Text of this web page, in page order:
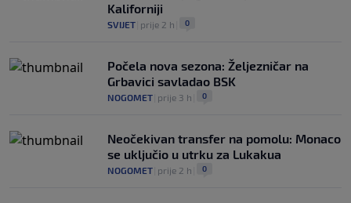
Kaliforniji
SVIJET prije 2 h 0
Počela nova sezona: Željezničar na
Grbavici savladao BSK
NOGOMET prije 3 h 0
Neočekivan transfer na pomolu: Monaco
se uključio u utrku za Lukakua
NOGOMET prije 2 h 0